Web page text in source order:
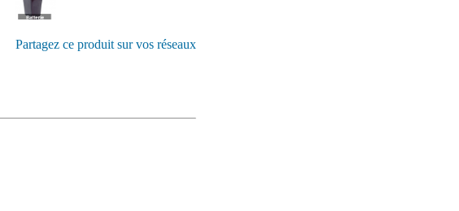
Partagez ce produit sur vos réseaux